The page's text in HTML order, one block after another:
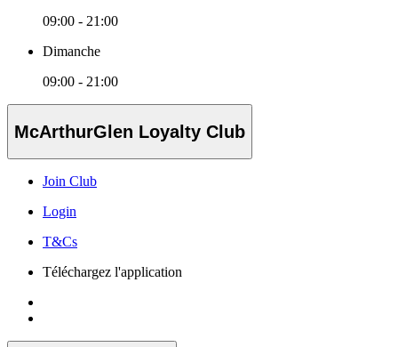
09:00 - 21:00
Dimanche
09:00 - 21:00
McArthurGlen Loyalty Club
Join Club
Login
T&Cs
Téléchargez l'application